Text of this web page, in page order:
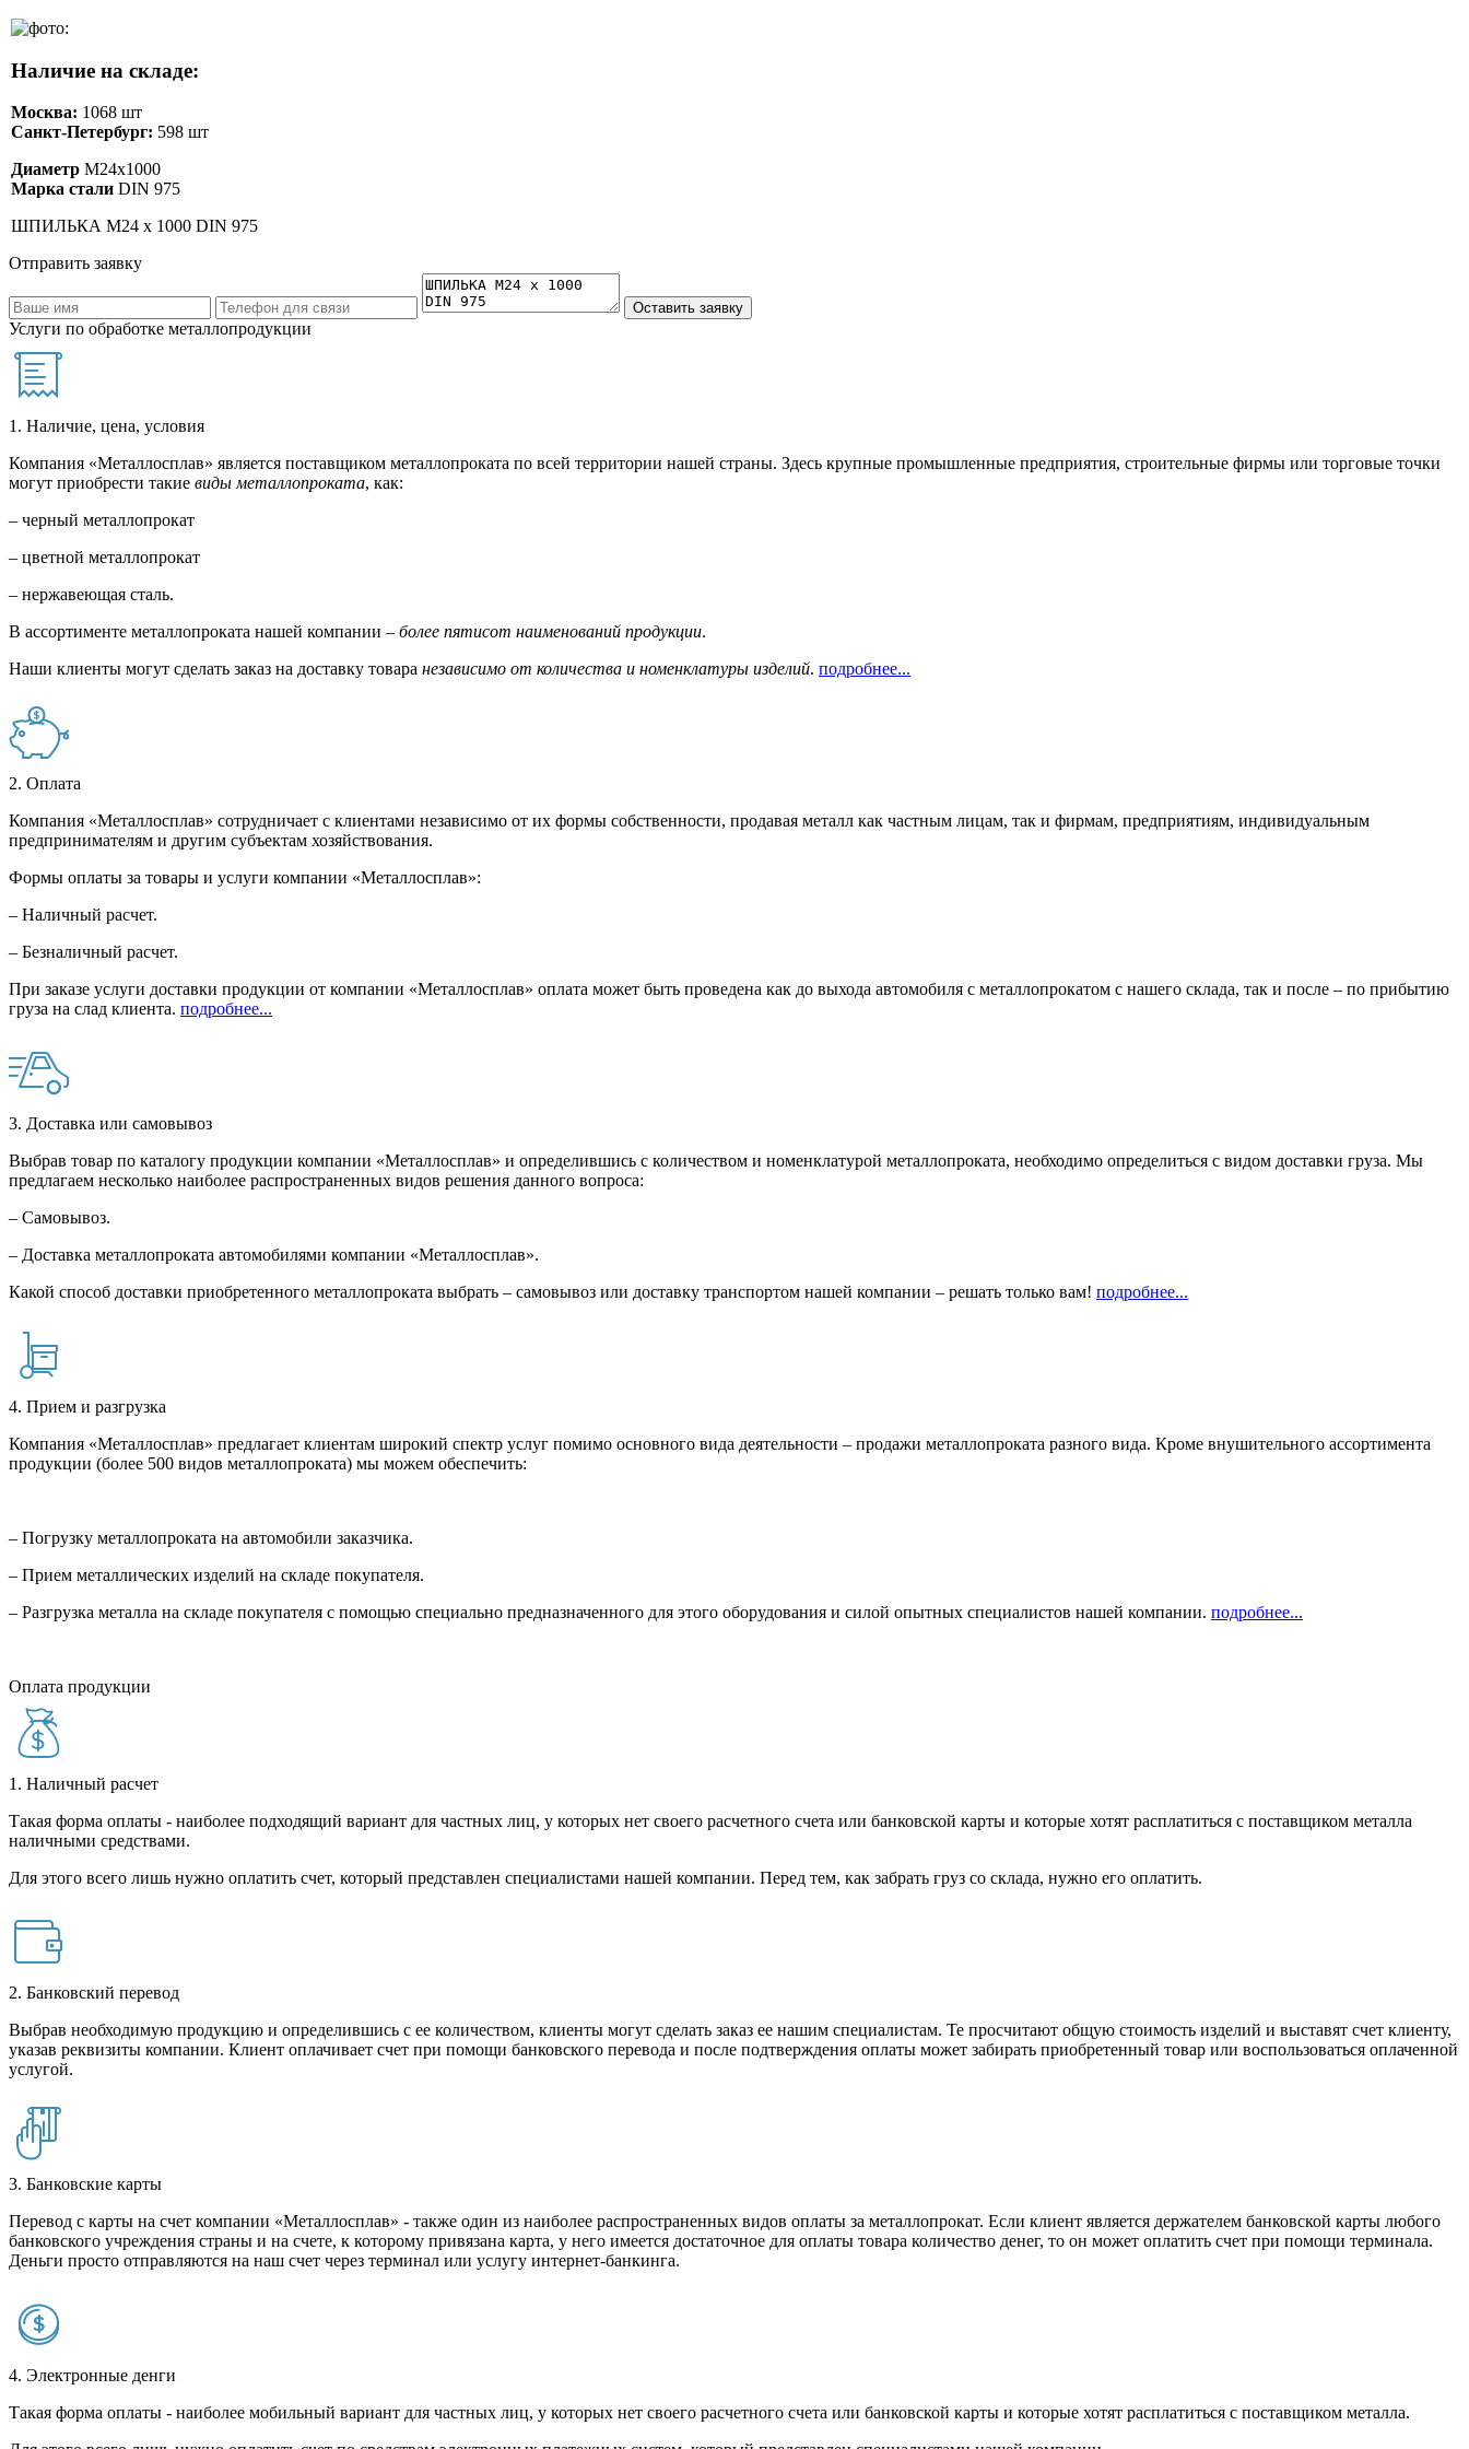
Наличие на складе:
Москва: 1068 шт
Санкт-Петербург: 598 шт
Диаметр М24х1000
Марка стали DIN 975
ШПИЛЬКА М24 х 1000 DIN 975
Отправить заявку
Услуги по обработке металлопродукции
1. Наличие, цена, условия
Компания «Металлосплав» является поставщиком металлопроката по всей территории нашей страны. Здесь крупные промышленные предприятия, строительные фирмы или торговые точки
могут приобрести такие виды металлопроката, как:
– черный металлопрокат
– цветной металлопрокат
– нержавеющая сталь.
В ассортименте металлопроката нашей компании – более пятисот наименований продукции.
Наши клиенты могут сделать заказ на доставку товара независимо от количества и номенклатуры изделий. подробнее...
2. Оплата
Компания «Металлосплав» сотрудничает с клиентами независимо от их формы собственности, продавая металл как частным лицам, так и фирмам, предприятиям, индивидуальным
предпринимателям и другим субъектам хозяйствования.
Формы оплаты за товары и услуги компании «Металлосплав»:
– Наличный расчет.
– Безналичный расчет.
При заказе услуги доставки продукции от компании «Металлосплав» оплата может быть проведена как до выхода автомобиля с металлопрокатом с нашего склада, так и после – по прибытию
груза на слад клиента. подробнее...
3. Доставка или самовывоз
Выбрав товар по каталогу продукции компании «Металлосплав» и определившись с количеством и номенклатурой металлопроката, необходимо определиться с видом доставки груза. Мы
предлагаем несколько наиболее распространенных видов решения данного вопроса:
– Самовывоз.
– Доставка металлопроката автомобилями компании «Металлосплав».
Какой способ доставки приобретенного металлопроката выбрать – самовывоз или доставку транспортом нашей компании – решать только вам! подробнее...
4. Прием и разгрузка
Компания «Металлосплав» предлагает клиентам широкий спектр услуг помимо основного вида деятельности – продажи металлопроката разного вида. Кроме внушительного ассортимента
продукции (более 500 видов металлопроката) мы можем обеспечить:
– Погрузку металлопроката на автомобили заказчика.
– Прием металлических изделий на складе покупателя.
– Разгрузка металла на складе покупателя с помощью специально предназначенного для этого оборудования и силой опытных специалистов нашей компании. подробнее...
Оплата продукции
1. Наличный расчет
Такая форма оплаты - наиболее подходящий вариант для частных лиц, у которых нет своего расчетного счета или банковской карты и которые хотят расплатиться с поставщиком металла
наличными средствами.
Для этого всего лишь нужно оплатить счет, который представлен специалистами нашей компании. Перед тем, как забрать груз со склада, нужно его оплатить.
2. Банковский перевод
Выбрав необходимую продукцию и определившись с ее количеством, клиенты могут сделать заказ ее нашим специалистам. Те просчитают общую стоимость изделий и выставят счет клиенту,
указав реквизиты компании. Клиент оплачивает счет при помощи банковского перевода и после подтверждения оплаты может забирать приобретенный товар или воспользоваться оплаченной
услугой.
3. Банковские карты
Перевод с карты на счет компании «Металлосплав» - также один из наиболее распространенных видов оплаты за металлопрокат. Если клиент является держателем банковской карты любого
банковского учреждения страны и на счете, к которому привязана карта, у него имеется достаточное для оплаты товара количество денег, то он может оплатить счет при помощи терминала.
Деньги просто отправляются на наш счет через терминал или услугу интернет-банкинга.
4. Электронные денги
Такая форма оплаты - наиболее мобильный вариант для частных лиц, у которых нет своего расчетного счета или банковской карты и которые хотят расплатиться с поставщиком металла.